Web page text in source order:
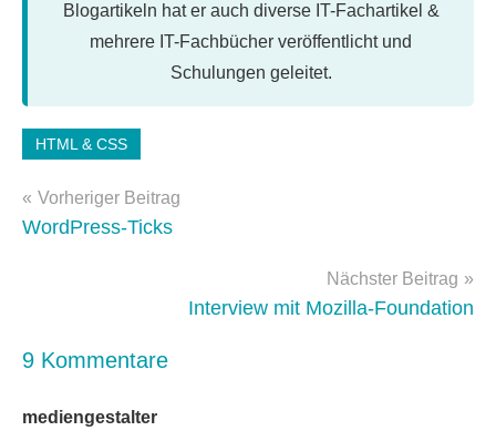
Blogartikeln hat er auch diverse IT-Fachartikel &
mehrere IT-Fachbücher veröffentlicht und
Schulungen geleitet.
HTML & CSS
Beitragsnavigation
Vorheriger Beitrag
WordPress-Ticks
Nächster Beitrag
Interview mit Mozilla-Foundation
9 Kommentare
mediengestalter